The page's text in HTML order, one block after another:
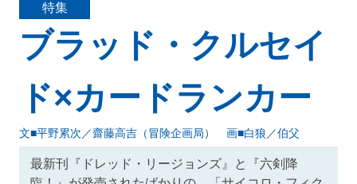
特集
ブラッド・クルセイ
ド×カードランカー
文■平野累次／齋藤高吉（冒険企画局） 画■白狼／伯父
最新刊『ドレッド・リージョンズ』と『六剣降